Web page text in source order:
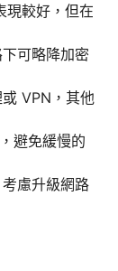
現較好，但在
可略降加密
VPN，其他
避免緩慢的
慮升級網路